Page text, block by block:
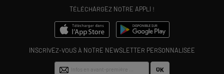
TÉLÉCHARGEZ NOTRE APPLI !
INSCRIVEZ-VOUS À NOTRE NEWSLETTER PERSONNALISÉE
OK